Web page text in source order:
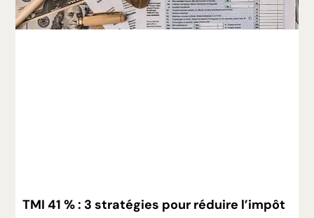
TMI 41 % : 3 stratégies pour réduire l’impôt